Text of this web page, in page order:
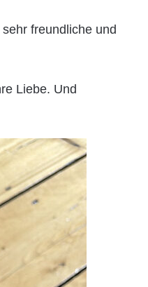
freundliche und
Liebe. Und